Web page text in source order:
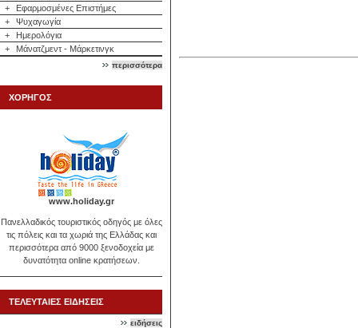
+
Εφαρμοσμένες Επιστήμες
+
Ψυχαγωγία
+
Ημερολόγια
+
Μάνατζμεντ - Μάρκετινγκ
περισσότερα
ΧΟΡΗΓΟΣ
www.holiday.gr
Πανελλαδικός τουριστικός οδηγός με όλες
τις πόλεις και τα χωριά της Ελλάδας και
περισσότερα από 9000 ξενοδοχεία με
δυνατότητα online κρατήσεων.
ΤΕΛΕΥΤΑΙΕΣ ΕΙΔΗΣΕΙΣ
ειδήσεις